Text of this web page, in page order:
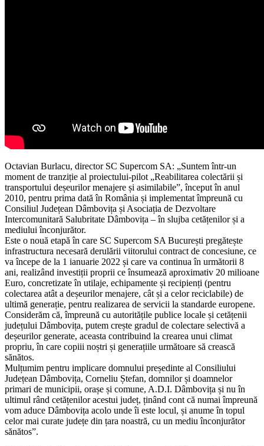
Octavian Burlacu, director SC Supercom SA: „Suntem într-un
moment de tranziție al proiectului-pilot „Reabilitarea colectării și
transportului deșeurilor menajere și asimilabile”, început în anul
2010, pentru prima dată în România și implementat împreună cu
Consiliul Județean Dâmbovița și Asociația de Dezvoltare
Intercomunitară Salubritate Dâmbovița – în slujba cetățenilor și a
mediului înconjurător.
Este o nouă etapă în care SC Supercom SA București pregătește
infrastructura necesară derulării viitorului contract de concesiune, ce
va începe de la 1 ianuarie 2022 și care va continua în următorii 8
ani, realizând investiții proprii ce însumează aproximativ 20 milioane
Euro, concretizate în utilaje, echipamente și recipienți (pentru
colectarea atât a deșeurilor menajere, cât și a celor reciclabile) de
ultimă generație, pentru realizarea de servicii la standarde europene.
Considerăm că, împreună cu autoritățile publice locale și cetățenii
județului Dâmbovița, putem crește gradul de colectare selectivă a
deșeurilor generate, aceasta contribuind la crearea unui climat
propriu, în care copiii noștri și generațiile următoare să crească
sănătos.
Mulțumim pentru implicare domnului președinte al Consiliului
Județean Dâmbovița, Corneliu Ștefan, domnilor și doamnelor
primari de municipii, orașe și comune, A.D.I. Dâmbovița și nu în
ultimul rând cetățenilor acestui județ, ținând cont că numai împreună
vom aduce Dâmbovița acolo unde îi este locul, și anume în topul
celor mai curate județe din țara noastră, cu un mediu înconjurător
sănătos”.